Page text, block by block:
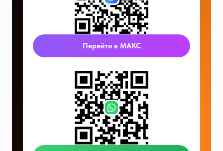
Перейти в МАКС